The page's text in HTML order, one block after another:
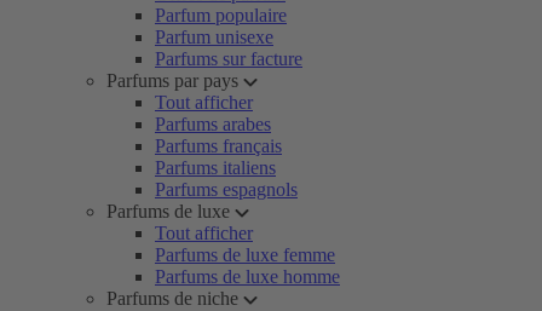
Parfum populaire
Parfum unisexe
Parfums sur facture
Parfums par pays
Tout afficher
Parfums arabes
Parfums français
Parfums italiens
Parfums espagnols
Parfums de luxe
Tout afficher
Parfums de luxe femme
Parfums de luxe homme
Parfums de niche